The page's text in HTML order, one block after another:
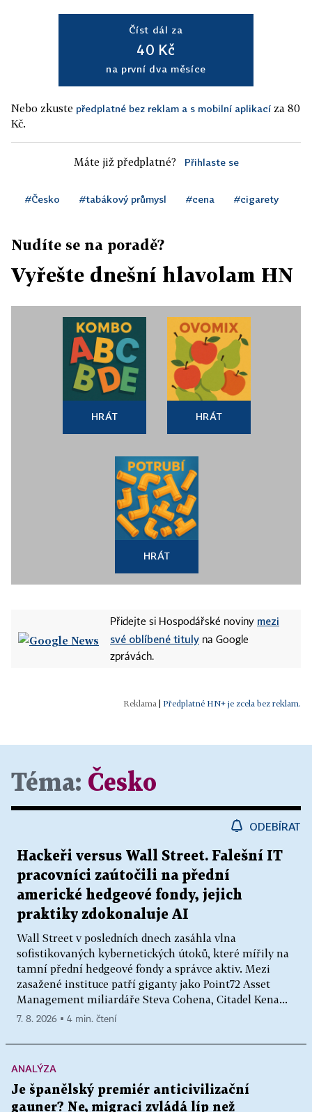
Číst dál za
40 Kč
na první dva měsíce
Nebo zkuste předplatné bez reklam a s mobilní aplikací za 80
Kč.
Máte již předplatné? Přihlaste se
#Česko #tabákový průmysl #cena #cigarety
Nudíte se na poradě?
Vyřešte dnešní hlavolam HN
HRÁT HRÁT
HRÁT
Přidejte si Hospodářské noviny mezi
své oblíbené tituly na Google
zprávách.
Předplatné HN+ je zcela bez reklam.
Téma: Česko
ODEBÍRAT
Hackeři versus Wall Street. Falešní IT
pracovníci zaútočili na přední
americké hedgeové fondy, jejich
praktiky zdokonaluje AI
Wall Street v posledních dnech zasáhla vlna
sofistikovaných kybernetických útoků, které mířily na
tamní přední hedgeové fondy a správce aktiv. Mezi
zasažené instituce patří giganty jako Point72 Asset
Management miliardáře Steva Cohena, Citadel Kena...
7. 8. 2026 ▪ 4 min. čtení
ANALÝZA
Je španělský premiér anticivilizační
gauner? Ne, migraci zvládá líp než